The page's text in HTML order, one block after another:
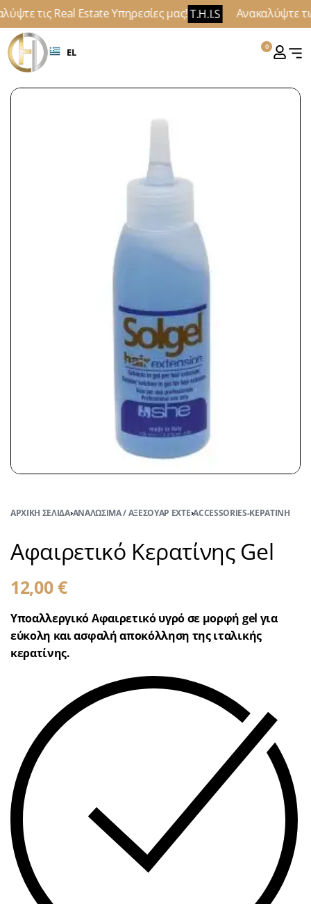
τις Real Estate Υπηρεσίες μας!T.H.I.S Ανακαλύψτε
EL 0
ΑΡΧΙΚΉ ΣΕΛΊΔΑ›ΑΝΑΛΏΣΙΜΑ / ΑΞΕΣΟΥΆΡ EXTE›ACCESSORIES-ΚΕΡΑΤΊΝΗ
Αφαιρετικό Κερατίνης Gel
12,00€
Υποαλλεργικό Αφαιρετικό υγρό σε μορφή gel για
εύκολη και ασφαλή αποκόλληση της ιταλικής
κερατίνης.